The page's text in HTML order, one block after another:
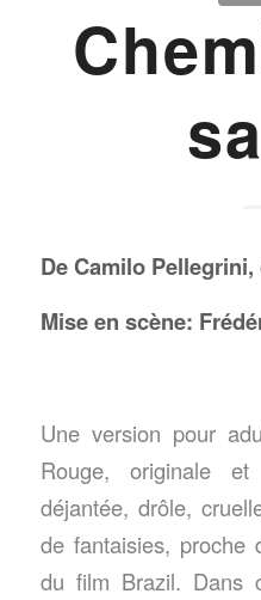
De Camilo
Mise en scène:
Une version pour
Rouge, originale
déjantée, drôle,
de fantaisies, proche
du film Brazil. Dans